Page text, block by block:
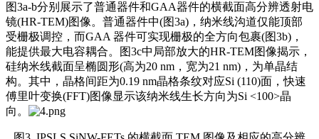
图3a-b分别展示了普通器件和GAA器件的横截面高分辨透射电
镜(HR-TEM)图像。普通器件中(图3a)，纳米线沟道仅能顶部
受栅极调控，而GAA 器件可实现栅极的全方向包裹(图3b)，
能提供最大电容耦合。图3c中局部放大的HR-TEM图像揭示，
硅纳米线截面呈椭圆形(高为20 nm，宽为21 nm)，为单晶结
构。其中，晶格间距为0.19 nm晶格条纹对应Si (110)面，快速
傅里叶变换(FFT)图像显示该纳米线生长方向为Si <100>晶
向。